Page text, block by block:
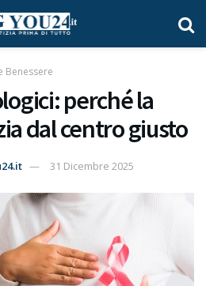
Benessere
perché la
dal centro giusto
31 Dicembre 2025